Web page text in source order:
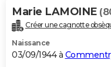
Marie LAMOINE
Créer une cagnotte
Naissance
03/09/1944 à